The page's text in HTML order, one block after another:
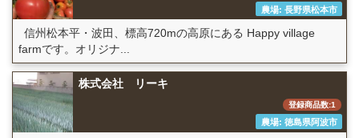
農場: 長野県松本市
信州松本平・波田、標高720mの高原にある Happy village
farmです。オリジナ...
株式会社 リーキ
登録商品数:1
農場: 徳島県阿波市